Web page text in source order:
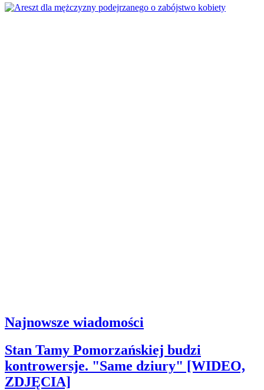
Najnowsze wiadomości
Stan Tamy Pomorzańskiej budzi
kontrowersje. "Same dziury" [WIDEO,
ZDJĘCIA]